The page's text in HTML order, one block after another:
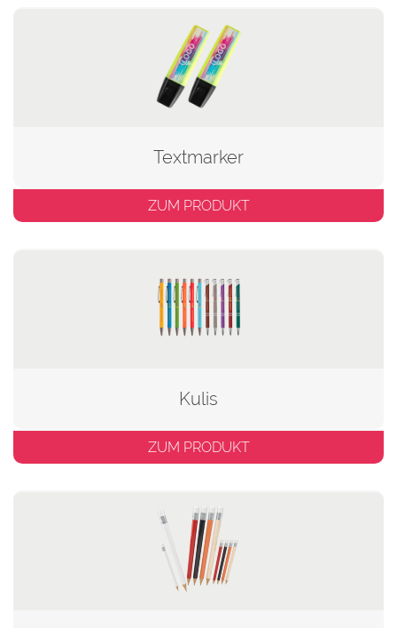
Textmarker
ZUM PRODUKT
Kulis
ZUM PRODUKT